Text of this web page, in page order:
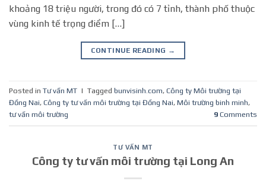
khoảng 18 triệu người, trong đó có 7 tỉnh, thành phố thuộc
vùng kinh tế trọng điểm […]
CONTINUE READING →
Posted in Tư vấn MT | Tagged bunvisinh.com, Công ty Môi trường tại
Đồng Nai, Công ty tư vấn môi trường tại Đồng Nai, Môi trường binh minh,
tư vấn môi trường
9 Comments
TƯ VẤN MT
Công ty tư vấn môi trường tại Long An